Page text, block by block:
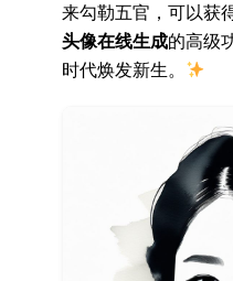
来勾勒五官，可以获
头像在线生成的高级
时代焕发新生。